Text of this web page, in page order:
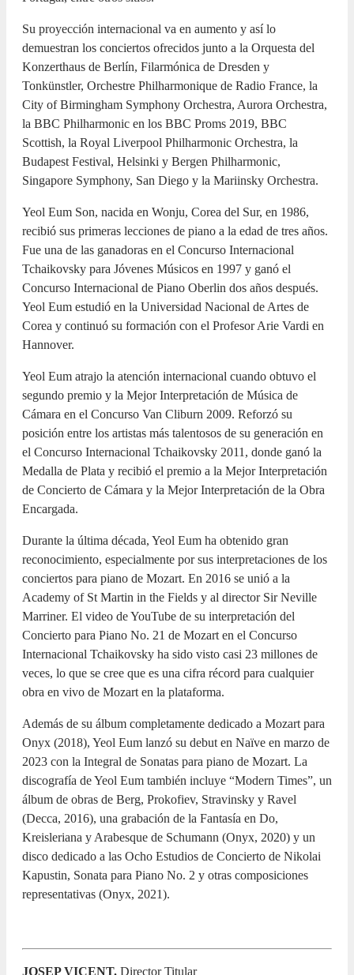
Su proyección internacional va en aumento y así lo
demuestran los conciertos ofrecidos junto a la Orquesta del
Konzerthaus de Berlín, Filarmónica de Dresden y
Tonkünstler, Orchestre Philharmonique de Radio France, la
City of Birmingham Symphony Orchestra, Aurora Orchestra,
la BBC Philharmonic en los BBC Proms 2019, BBC
Scottish, la Royal Liverpool Philharmonic Orchestra, la
Budapest Festival, Helsinki y Bergen Philharmonic,
Singapore Symphony, San Diego y la Mariinsky Orchestra.
Yeol Eum Son, nacida en Wonju, Corea del Sur, en 1986,
recibió sus primeras lecciones de piano a la edad de tres años.
Fue una de las ganadoras en el Concurso Internacional
Tchaikovsky para Jóvenes Músicos en 1997 y ganó el
Concurso Internacional de Piano Oberlin dos años después.
Yeol Eum estudió en la Universidad Nacional de Artes de
Corea y continuó su formación con el Profesor Arie Vardi en
Hannover.
Yeol Eum atrajo la atención internacional cuando obtuvo el
segundo premio y la Mejor Interpretación de Música de
Cámara en el Concurso Van Cliburn 2009. Reforzó su
posición entre los artistas más talentosos de su generación en
el Concurso Internacional Tchaikovsky 2011, donde ganó la
Medalla de Plata y recibió el premio a la Mejor Interpretación
de Concierto de Cámara y la Mejor Interpretación de la Obra
Encargada.
Durante la última década, Yeol Eum ha obtenido gran
reconocimiento, especialmente por sus interpretaciones de los
conciertos para piano de Mozart. En 2016 se unió a la
Academy of St Martin in the Fields y al director Sir Neville
Marriner. El video de YouTube de su interpretación del
Concierto para Piano No. 21 de Mozart en el Concurso
Internacional Tchaikovsky ha sido visto casi 23 millones de
veces, lo que se cree que es una cifra récord para cualquier
obra en vivo de Mozart en la plataforma.
Además de su álbum completamente dedicado a Mozart para
Onyx (2018), Yeol Eum lanzó su debut en Naïve en marzo de
2023 con la Integral de Sonatas para piano de Mozart. La
discografía de Yeol Eum también incluye “Modern Times”, un
álbum de obras de Berg, Prokofiev, Stravinsky y Ravel
(Decca, 2016), una grabación de la Fantasía en Do,
Kreisleriana y Arabesque de Schumann (Onyx, 2020) y un
disco dedicado a las Ocho Estudios de Concierto de Nikolai
Kapustin, Sonata para Piano No. 2 y otras composiciones
representativas (Onyx, 2021).
JOSEP VICENT. Director Titular